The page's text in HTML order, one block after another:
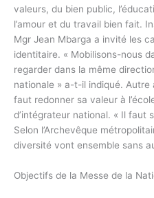
valeurs, du bien public,
l’amour et du travail bien fait.
Mgr Jean Mbarga a invité les
identitaire. « Mobilisons-nous
regarder dans la même
nationale » a-t-il indiqué. Autre
faut redonner sa valeur à
d’intégrateur national. « Il faut
Selon l’Archevêque
diversité vont ensemble sans
Objectifs de la Messe de la